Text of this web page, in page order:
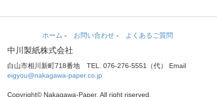
ホーム - お問い合わせ- よくあるご質問
中川製紙株式会社
白山市相川新町718番地 TEL. 076-276-5551（代） Email
eigyou@nakagawa-paper.co.jp
Copyright© Nakagawa-Paper. All right riserved.